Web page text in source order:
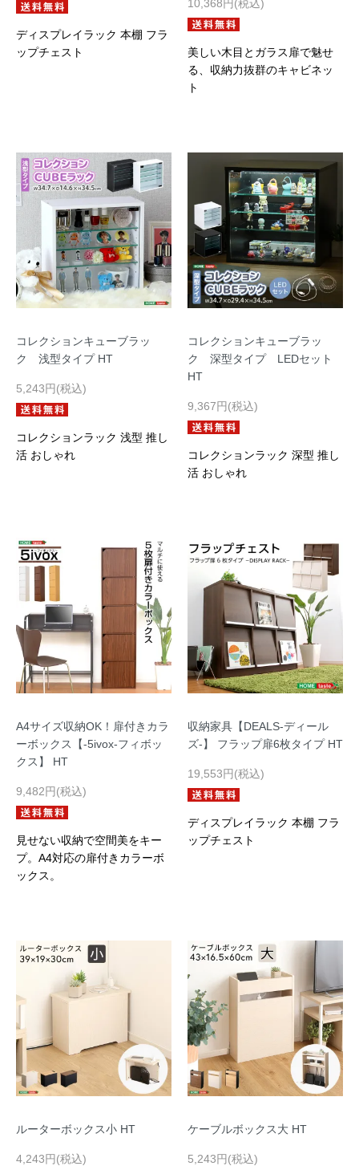
ディスプレイラック 本棚 フラ
ップチェスト
10,368円(税込)
美しい木目とガラス扉で魅せ
る、収納力抜群のキャビネッ
ト
コレクションキューブラッ
ク 浅型タイプ HT
5,243円(税込)
コレクションラック 浅型 推し
活 おしゃれ
コレクションキューブラッ
ク 深型タイプ LEDセット
HT
9,367円(税込)
コレクションラック 深型 推し
活 おしゃれ
A4サイズ収納OK！扉付きカラ
ーボックス【-5ivox-フィボッ
クス】 HT
9,482円(税込)
見せない収納で空間美をキー
プ。A4対応の扉付きカラーボ
ックス。
収納家具【DEALS-ディール
ズ-】 フラップ扉6枚タイプ HT
19,553円(税込)
ディスプレイラック 本棚 フラ
ップチェスト
ルーターボックス小 HT
4,243円(税込)
ケーブルボックス大 HT
5,243円(税込)